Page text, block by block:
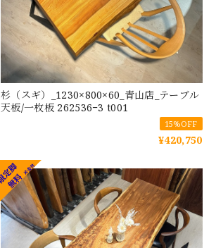
杉（スギ）_1230×800×60_青山店_テーブル
天板/一枚板 262536−3 t001
15%OFF
¥420,750